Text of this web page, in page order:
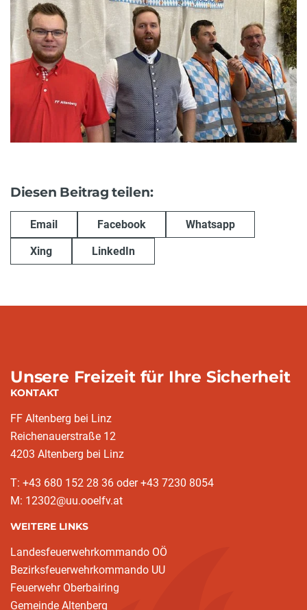
Diesen Beitrag teilen:
Email Facebook Whatsapp
Xing LinkedIn
Unsere Freizeit für Ihre Sicherheit
KONTAKT
FF Altenberg bei Linz
Reichenauerstraße 12
4203 Altenberg bei Linz
T: +43 680 152 28 36 oder +43 7230 8054
M: 12302@uu.ooelfv.at
WEITERE LINKS
Landesfeuerwehrkommando OÖ
Bezirksfeuerwehrkommando UU
Feuerwehr Oberbairing
Gemeinde Altenberg